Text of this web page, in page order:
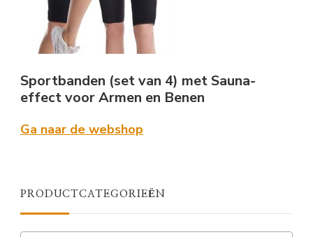
Sportbanden (set van 4) met Sauna-
effect voor Armen en Benen
Ga naar de webshop
PRODUCTCATEGORIEËN